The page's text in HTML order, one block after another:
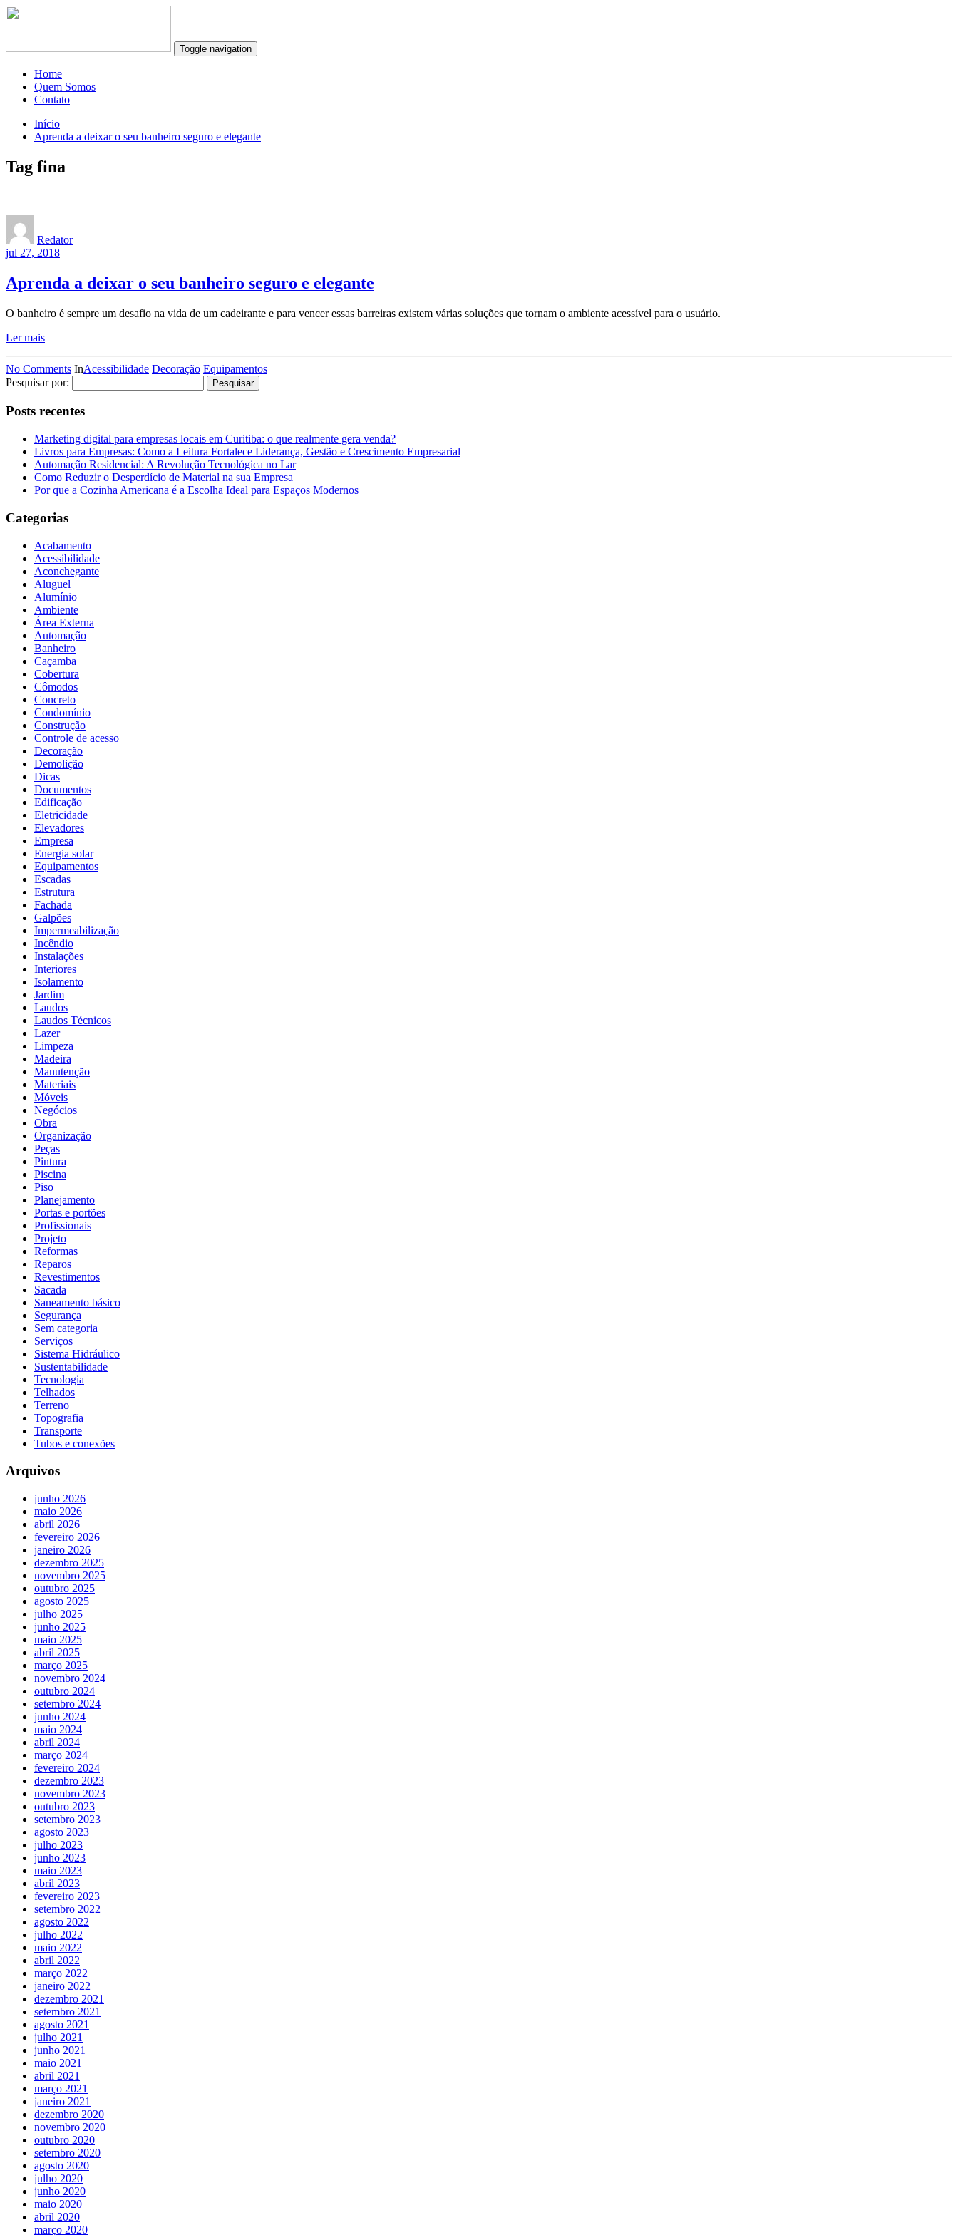
Toggle navigation
Home
Quem Somos
Contato
Início
Aprenda a deixar o seu banheiro seguro e elegante
Tag fina
Redator
jul 27, 2018
Aprenda a deixar o seu banheiro seguro e elegante
O banheiro é sempre um desafio na vida de um cadeirante e para vencer essas barreiras existem várias soluções que tornam o ambiente acessível para o usuário.
Ler mais
No Comments InAcessibilidade Decoração Equipamentos
Pesquisar por:
Posts recentes
Marketing digital para empresas locais em Curitiba: o que realmente gera venda?
Livros para Empresas: Como a Leitura Fortalece Liderança, Gestão e Crescimento Empresarial
Automação Residencial: A Revolução Tecnológica no Lar
Como Reduzir o Desperdício de Material na sua Empresa
Por que a Cozinha Americana é a Escolha Ideal para Espaços Modernos
Categorias
Acabamento
Acessibilidade
Aconchegante
Aluguel
Alumínio
Ambiente
Área Externa
Automação
Banheiro
Caçamba
Cobertura
Cômodos
Concreto
Condomínio
Construção
Controle de acesso
Decoração
Demolição
Dicas
Documentos
Edificação
Eletricidade
Elevadores
Empresa
Energia solar
Equipamentos
Escadas
Estrutura
Fachada
Galpões
Impermeabilização
Incêndio
Instalações
Interiores
Isolamento
Jardim
Laudos
Laudos Técnicos
Lazer
Limpeza
Madeira
Manutenção
Materiais
Móveis
Negócios
Obra
Organização
Peças
Pintura
Piscina
Piso
Planejamento
Portas e portões
Profissionais
Projeto
Reformas
Reparos
Revestimentos
Sacada
Saneamento básico
Segurança
Sem categoria
Serviços
Sistema Hidráulico
Sustentabilidade
Tecnologia
Telhados
Terreno
Topografia
Transporte
Tubos e conexões
Arquivos
junho 2026
maio 2026
abril 2026
fevereiro 2026
janeiro 2026
dezembro 2025
novembro 2025
outubro 2025
agosto 2025
julho 2025
junho 2025
maio 2025
abril 2025
março 2025
novembro 2024
outubro 2024
setembro 2024
junho 2024
maio 2024
abril 2024
março 2024
fevereiro 2024
dezembro 2023
novembro 2023
outubro 2023
setembro 2023
agosto 2023
julho 2023
junho 2023
maio 2023
abril 2023
fevereiro 2023
setembro 2022
agosto 2022
julho 2022
maio 2022
abril 2022
março 2022
janeiro 2022
dezembro 2021
setembro 2021
agosto 2021
julho 2021
junho 2021
maio 2021
abril 2021
março 2021
janeiro 2021
dezembro 2020
novembro 2020
outubro 2020
setembro 2020
agosto 2020
julho 2020
junho 2020
maio 2020
abril 2020
março 2020